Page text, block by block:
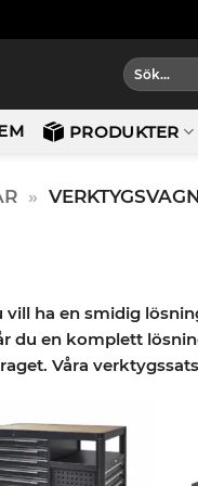
Sök
efter:
PRODUKTER
»
vill ha en smidig
du en komplett
Våra